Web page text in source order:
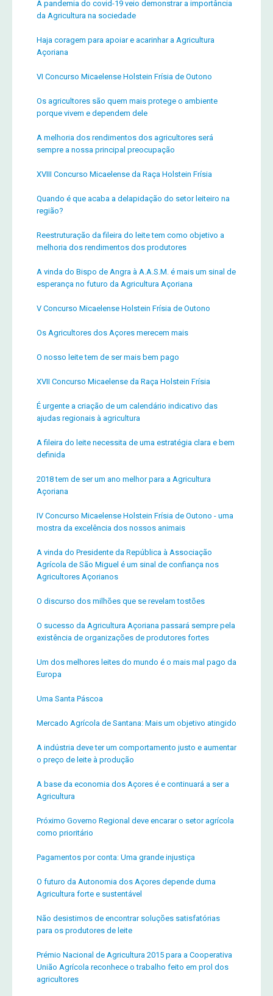
A pandemia do covid-19 veio demonstrar a importância
da Agricultura na sociedade
Haja coragem para apoiar e acarinhar a Agricultura
Açoriana
VI Concurso Micaelense Holstein Frísia de Outono
Os agricultores são quem mais protege o ambiente
porque vivem e dependem dele
A melhoria dos rendimentos dos agricultores será
sempre a nossa principal preocupação
XVIII Concurso Micaelense da Raça Holstein Frísia
Quando é que acaba a delapidação do setor leiteiro na
região?
Reestruturação da fileira do leite tem como objetivo a
melhoria dos rendimentos dos produtores
A vinda do Bispo de Angra à A.A.S.M. é mais um sinal de
esperança no futuro da Agricultura Açoriana
V Concurso Micaelense Holstein Frísia de Outono
Os Agricultores dos Açores merecem mais
O nosso leite tem de ser mais bem pago
XVII Concurso Micaelense da Raça Holstein Frísia
É urgente a criação de um calendário indicativo das
ajudas regionais à agricultura
A fileira do leite necessita de uma estratégia clara e bem
definida
2018 tem de ser um ano melhor para a Agricultura
Açoriana
IV Concurso Micaelense Holstein Frísia de Outono - uma
mostra da excelência dos nossos animais
A vinda do Presidente da República à Associação
Agrícola de São Miguel é um sinal de confiança nos
Agricultores Açorianos
O discurso dos milhões que se revelam tostões
O sucesso da Agricultura Açoriana passará sempre pela
existência de organizações de produtores fortes
Um dos melhores leites do mundo é o mais mal pago da
Europa
Uma Santa Páscoa
Mercado Agrícola de Santana: Mais um objetivo atingido
A indústria deve ter um comportamento justo e aumentar
o preço de leite à produção
A base da economia dos Açores é e continuará a ser a
Agricultura
Próximo Governo Regional deve encarar o setor agrícola
como prioritário
Pagamentos por conta: Uma grande injustiça
O futuro da Autonomia dos Açores depende duma
Agricultura forte e sustentável
Não desistimos de encontrar soluções satisfatórias
para os produtores de leite
Prémio Nacional de Agricultura 2015 para a Cooperativa
União Agrícola reconhece o trabalho feito em prol dos
agricultores